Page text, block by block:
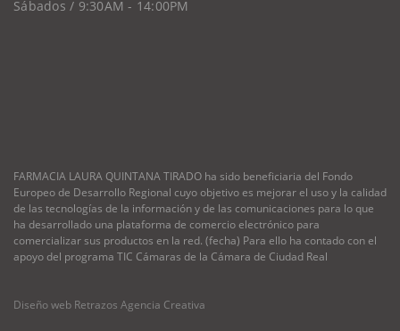
Sábados / 9:30AM - 14:00PM
FARMACIA LAURA QUINTANA TIRADO ha sido beneficiaria del Fondo
Europeo de Desarrollo Regional cuyo objetivo es mejorar el uso y la calidad
de las tecnologías de la información y de las comunicaciones para lo que
ha desarrollado una plataforma de comercio electrónico para
comercializar sus productos en la red. (fecha) Para ello ha contado con el
apoyo del programa TIC Cámaras de la Cámara de Ciudad Real
Diseño web Retrazos Agencia Creativa